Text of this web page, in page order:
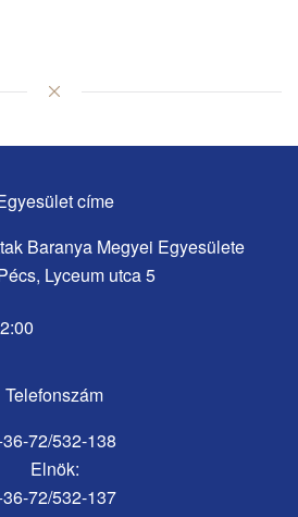
címe
Baranya Megyei Egyesülete
Lyceum utca 5
Telefonszám
72/532-138
Elnök:
72/532-137